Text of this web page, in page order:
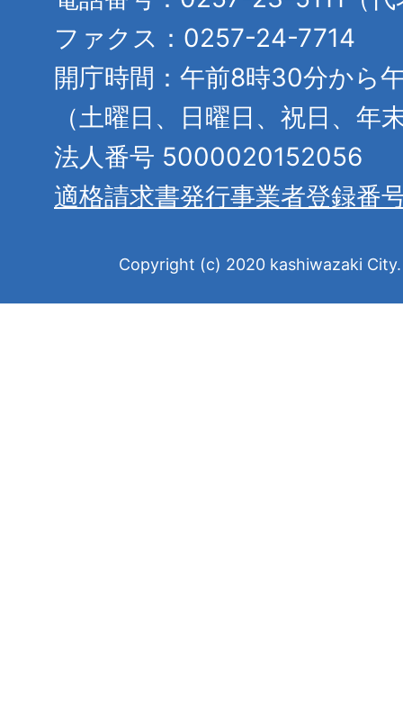
ファクス：0257-24-7714
開庁時間：午前8時30分から
（土曜日、日曜日、祝日、年
法人番号 5000020152056
適格請求書発行事業者登録番
Copyright (c) 2020 kashiwazaki